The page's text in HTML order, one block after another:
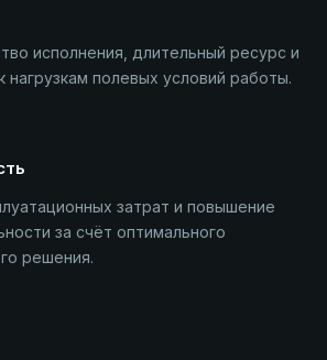
исполнения, длительный ресурс и
нагрузкам полевых условий работы.
затрат и повышение
за счёт оптимального
решения.